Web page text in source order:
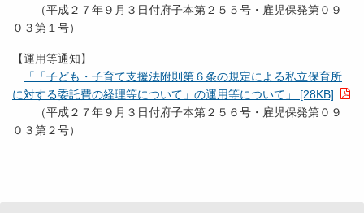
（平成２７年９月３日付府子本第２５５号・雇児保発第０９
０３第１号）
【運用等通知】
「「子ども・子育て支援法附則第６条の規定による私立保育所
に対する委託費の経理等について」の運用等について」 [28KB]
（平成２７年９月３日付府子本第２５６号・雇児保発第０９
０３第２号）